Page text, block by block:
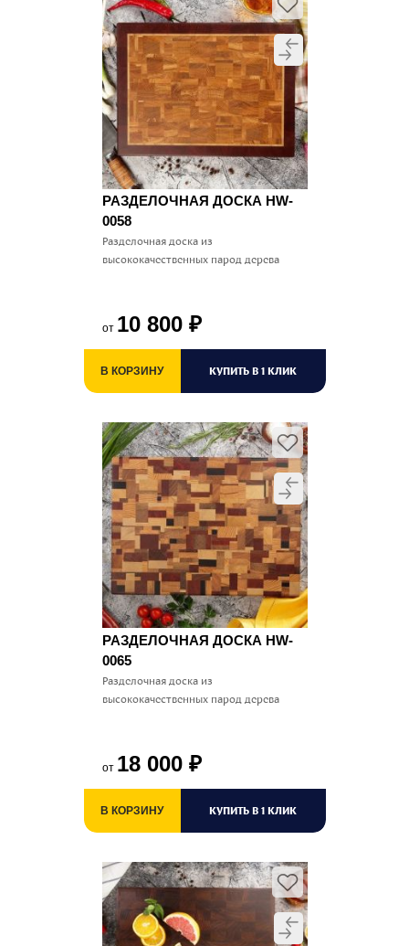
РАЗДЕЛОЧНАЯ ДОСКА HW-
0058
Разделочная доска из
высококачественных парод дерева
от 10 800 ₽
В КОРЗИНУ КУПИТЬ В 1 КЛИК
РАЗДЕЛОЧНАЯ ДОСКА HW-
0065
Разделочная доска из
высококачественных парод дерева
от 18 000 ₽
В КОРЗИНУ КУПИТЬ В 1 КЛИК